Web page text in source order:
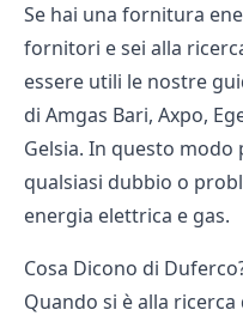
Se hai una fornitura
fornitori e sei alla
essere utili le nostre
di Amgas Bari, Axpo,
Gelsia. In questo
qualsiasi dubbio o
energia elettrica e gas.
Cosa Dicono di
Quando si è alla